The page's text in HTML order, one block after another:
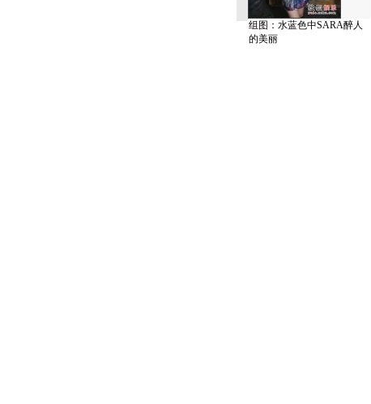
组图：水蓝色中SARA醉人
的美丽